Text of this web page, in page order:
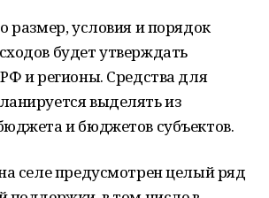
размер, условия и порядок
будет утверждать
и регионы. Средства для
выделять из
и бюджетов субъектов.
селе предусмотрен целый ряд